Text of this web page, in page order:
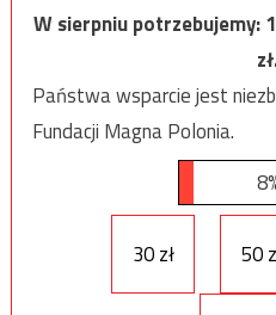
W sierpniu potrzebujemy:
Państwa wsparcie jest
Fundacji Magna Polonia.
30 zł 50